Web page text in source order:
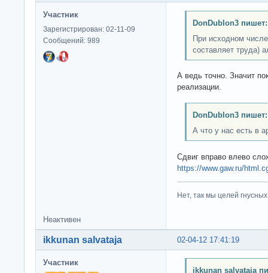
Участник
Зарегистрирован: 02-11-09
Сообщений: 989
DonDublon3 пишет:
При исходном
составляет труда)
А ведь точно. Значит
реализации.
DonDublon3 пишет:
А что у нас есть в
Сдвиг вправо влево
https://www.gaw.ru/
Нет, так мы целей
Неактивен
02-04-12 17:41:19
ikkunan salvataja
Участник
ikkunan salvataja